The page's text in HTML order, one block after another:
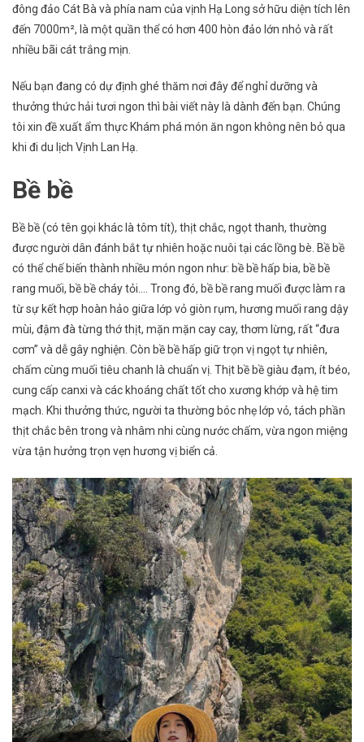
Không
Nên
Khi
Du
đông đảo Cát Bà và phía nam của vịnh Hạ Long sở hữu diện tích lên
đến 7000m², là một quần thể có hơn 400 hòn đảo lớn nhỏ và rất
nhiều bãi cát trắng mịn.
Nếu bạn đang có dự định ghé thăm nơi đây để nghỉ dưỡng và
thưởng thức hải tươi ngon thì bài viết này là dành đến bạn. Chúng
tôi xin đề xuất ẩm thực Khám phá món ăn ngon không nên bỏ qua
khi đi du lịch Vịnh Lan Hạ.
Bề bề
Bề bề (có tên gọi khác là tôm tít), thịt chắc, ngọt thanh, thường
được người dân đánh bắt tự nhiên hoặc nuôi tại các lồng bè. Bề bề
có thể chế biến thành nhiều món ngon như: bề bề hấp bia, bề bề
rang muối, bề bề cháy tỏi…. Trong đó, bề bề rang muối được làm ra
từ sự kết hợp hoàn hảo giữa lớp vỏ giòn rụm, hương muối rang dậy
mùi, đậm đà từng thớ thịt, mặn mặn cay cay, thơm lừng, rất “đưa
cơm” và dễ gây nghiện. Còn bề bề hấp giữ trọn vị ngọt tự nhiên,
chấm cùng muối tiêu chanh là chuẩn vị. Thịt bề bề giàu đạm, ít béo,
cung cấp canxi và các khoáng chất tốt cho xương khớp và hệ tim
mạch. Khi thưởng thức, người ta thường bóc nhẹ lớp vỏ, tách phần
thịt chắc bên trong và nhâm nhi cùng nước chấm, vừa ngon miệng
vừa tận hưởng trọn vẹn hương vị biển cả.